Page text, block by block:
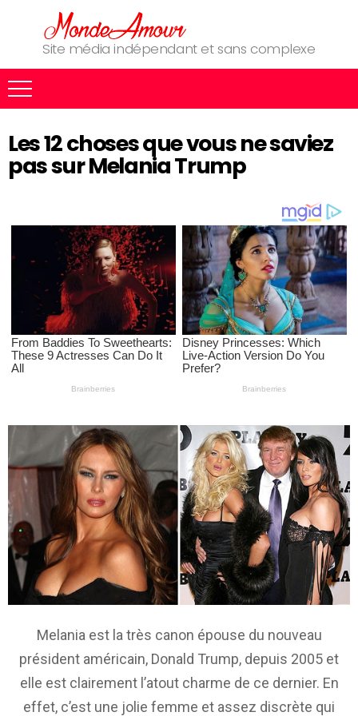
Site média indépendant et sans complexe
Les 12 choses que vous ne saviez
pas sur Melania Trump
Mela­nia est la très canon épouse du nouveau
président américain, Donald Trump, depuis 2005 et
elle est clairement l’atout charme de ce dernier. En
effet, c’est une jolie femme et assez discrète qui